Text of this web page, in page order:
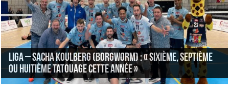
Liga – Sacha Koulberg (Borgworm) : « Sixième, septième
ou huitième tatouage cette année »